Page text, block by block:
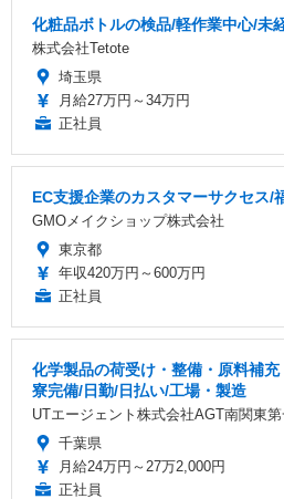
化粧品ボトルの検品/軽作業中心/未
株式会社Tetote
埼玉県
月給27万円～34万円
正社員
EC支援企業のカスタマーサクセス/
GMOメイクショップ株式会社
東京都
年収420万円～600万円
正社員
化学製品の荷受け・整備・原料補
寮完備/日勤/日払い/工場・製造
UTエージェント株式会社AGT南関東
千葉県
月給24万円～27万2,000円
正社員